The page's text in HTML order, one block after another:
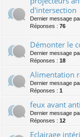
d'intersection
Dernier message
Réponses : 76
Démonter le
Dernier message
Réponses : 18
Alimentation
Dernier message
Réponses : 1
feux avant
Dernier message
Réponses : 12
Eclairage